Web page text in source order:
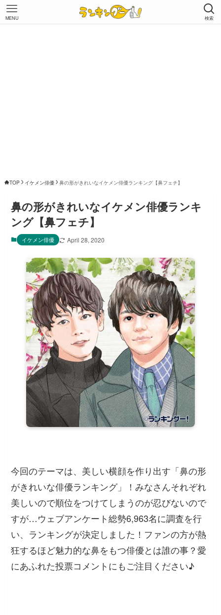
検索
MENU
TOP イケメン俳優 鼻の形がきれいなイケメン俳優ランキング【鼻フェチ】
鼻の形がきれいなイケメン俳優ランキ
ング【鼻フェチ】
イケメン俳優 April 28, 2020
今回のテーマは、美しい横顔を作り出す「鼻の形
がきれいな俳優ランキング」！みなさんそれぞれ
美しいので順位をつけてしまうのが忍びないので
すが…ウェブアンケート総勢6,963名に調査を行
い、ランキングが決定しました！ファンの方が熱
狂するほど魅力的な鼻をもつ俳優とは誰の事？愛
にあふれた投票コメントにもご注目ください♪